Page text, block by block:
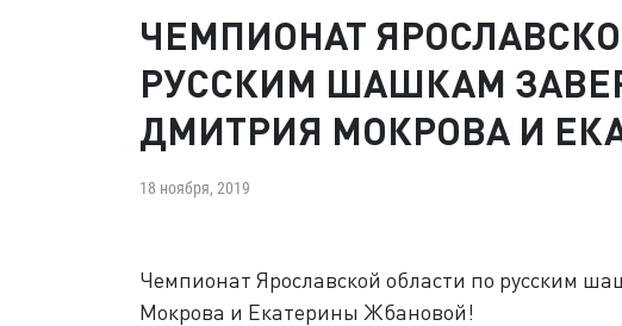
ЧЕМПИОНАТ
РУССКИМ ШАШКАМ
ДМИТРИЯ МОКРОВА И
18 ноября, 2019
Чемпионат Ярославской области по русским
Мокрова и Екатерины Жбановой!